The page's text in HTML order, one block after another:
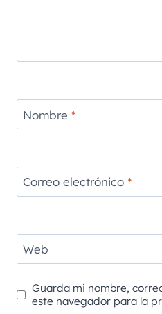
Nombre *
Correo electrónico *
Web
Guarda mi nombre,
este navegador para la